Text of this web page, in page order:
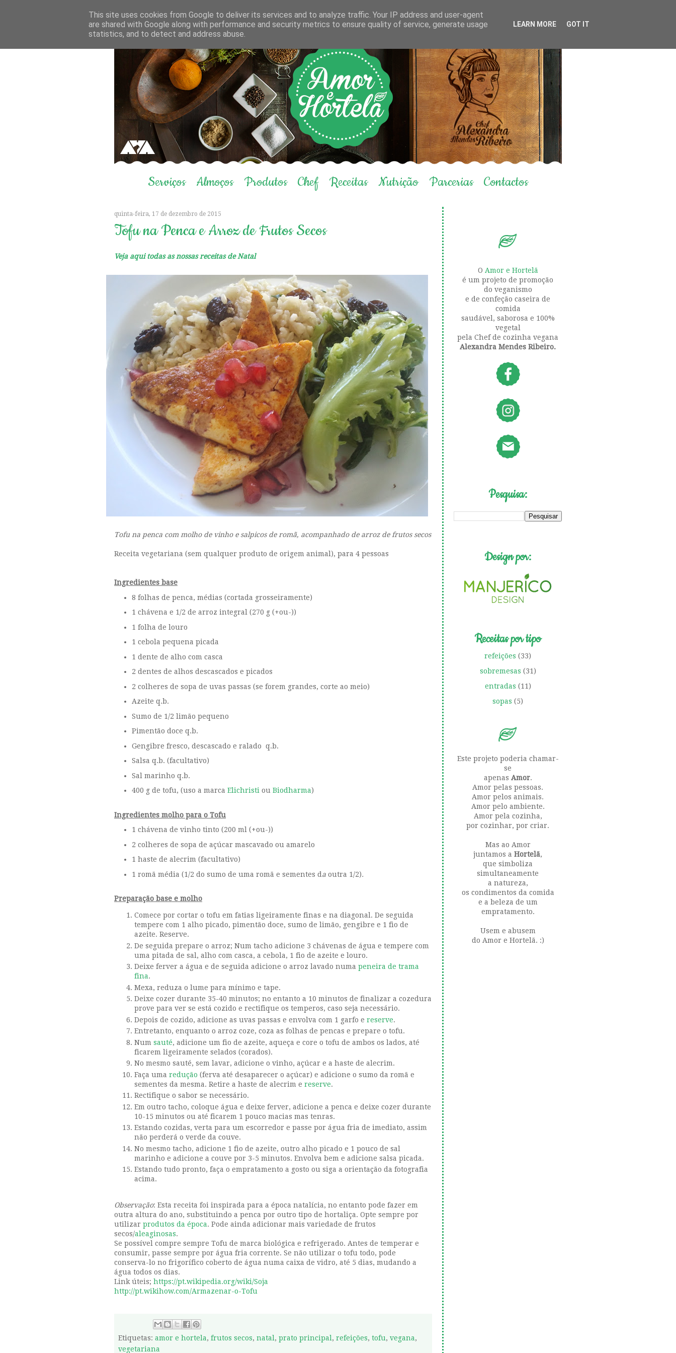
Serviços Almoços Produtos Chef Receitas Nutrição Parcerias Contactos
quinta-feira, 17 de dezembro de 2015
Tofu na Penca e Arroz de Frutos Secos
Veja aqui todas as nossas receitas de Natal
Tofu na penca com molho de vinho e salpicos de romã, acompanhado de arroz de frutos secos
Receita vegetariana (sem qualquer produto de origem animal), para 4 pessoas
Ingredientes base
8 folhas de penca, médias (cortada grosseiramente)
1 chávena e 1/2 de arroz integral (270 g (+ou-))
1 folha de louro
1 cebola pequena picada
1 dente de alho com casca
2 dentes de alhos descascados e picados
2 colheres de sopa de uvas passas (se forem grandes, corte ao meio)
Azeite q.b.
Sumo de 1/2 limão pequeno
Pimentão doce q.b.
Gengibre fresco, descascado e ralado q.b.
Salsa q.b. (facultativo)
Sal marinho q.b.
400 g de tofu, (uso a marca Elichristi ou Biodharma)
Ingredientes molho para o Tofu
1 chávena de vinho tinto (200 ml (+ou-))
2 colheres de sopa de açúcar mascavado ou amarelo
1 haste de alecrim (facultativo)
1 romã média (1/2 do sumo de uma romã e sementes d a outra 1/2).
Preparação base e molho
Comece por cortar o tofu em fatias ligeiramente finas e na diagonal. De seguida
tempere com 1 alho picado, pimentão doce, sumo de limão, gengibre e 1 fio de
azeite. Reserve.
De seguida prepare o arroz; Num tacho adicione 3 chávenas de água e tempere com
uma pitada de sal, alho com casca, a cebola, 1 fio de azeite e louro.
Deixe ferver a água e de seguida adicione o arroz lavado numa peneira de trama
fina.
Mexa, reduza o lume para mínimo e tape.
Deixe cozer durante 35-40 minutos; no entanto a 10 minutos de finalizar a cozedura
prove para ver se está cozido e rectifique os temperos, caso seja necessário.
Depois de cozido, adicione as uvas passas e envolva com 1 garfo e reserve.
Entretanto, enquanto o arroz coze, coza as folhas de pencas e prepare o tofu.
Num sauté, adicione um fio de azeite, aqueça e core o tofu de ambos os lados, até
ficarem ligeiramente selados (corados).
No mesmo sauté, sem lavar, adicione o vinho, açúcar e a haste de alecrim.
Faça uma redução (ferva até desaparecer o açúcar) e adicione o sumo da romã e
sementes da mesma. Retire a haste de alecrim e reserve.
Rectifique o sabor se necessário.
Em outro tacho, coloque água e deixe ferver, adicione a penca e deixe cozer durante
10-15 minutos ou até ficarem 1 pouco macias mas tenras.
Estando cozidas, verta para um escorredor e passe por água fria de imediato, assim
não perderá o verde da couve.
No mesmo tacho, adicione 1 fio de azeite, outro alho picado e 1 pouco de sal
marinho e adicione a couve por 3-5 minutos. Envolva bem e adicione salsa picada.
Estando tudo pronto, faça o empratamento a gosto ou siga a orientação da fotografia
acima.
Observação: Esta receita foi inspirada para a época natalícia, no entanto pode fazer em
outra altura do ano, substituindo a penca por outro tipo de hortaliça. Opte sempre por
utilizar produtos da época. Pode ainda adicionar mais variedade de frutos
secos/aleaginosas.
Se possível compre sempre Tofu de marca biológica e refrigerado. Antes de temperar e
consumir, passe sempre por água fria corrente. Se não utilizar o tofu todo, pode
conserva-lo no frigorífico coberto de água numa caixa de vidro, até 5 dias, mudando a
água todos os dias.
Link úteis; https://pt.wikipedia.org/wiki/Soja
http://pt.wikihow.com/Armazenar-o-Tofu
Etiquetas: amor e hortela, frutos secos, natal , prato principal , refeições, tofu, vegana,
vegetariana
O Amor e Hortelã
é um projeto de promoção
do veganismo
e de confeção caseira de
comida
saudável, saborosa e 100%
vegetal
pela Chef de cozinha vegana
Alexandra Mendes Ribeiro.
Pesquisa:
Design por:
Receitas por tipo
refeições (33)
sobremesas (31)
entradas (11)
sopas (5)
Este projeto poderia chamar-
se
apenas Amor.
Amor pelas pessoas.
Amor pelos animais.
Amor pelo ambiente.
Amor pela cozinha,
por cozinhar, por criar.
Mas ao Amor
juntamos a Hortelã,
que simboliza
simultaneamente
a natureza,
os condimentos da comida
e a beleza de um
empratamento.
Usem e abusem
do Amor e Hortelã. :)
This site uses cookies from Google to deliver its services and to analyze traffic. Your IP address and user-agent
are shared with Google along with performance and security metrics to ensure quality of service, generate usage
statistics, and to detect and address abuse.
LEARN MORE GOT IT